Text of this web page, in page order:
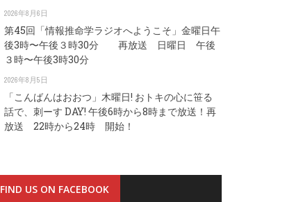
2026年8月6日
第45回「情報推命学ラジオへようこそ」金曜日午
後3時〜午後３時30分 再放送 日曜日 午後
３時〜午後3時30分
2026年8月5日
「こんばんはおおつ」木曜日! おトキの心に笹る
話で、刺ーす DAY! 午後6時から8時まで放送！再
放送 22時から24時 開始！
FIND US ON FACEBOOK